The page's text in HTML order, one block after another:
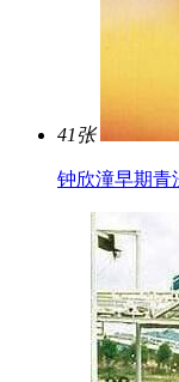
41张
钟欣潼早期青